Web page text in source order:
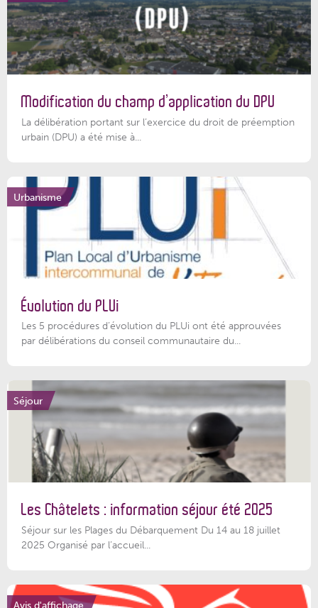
Modification du champ d’application du DPU
La délibération portant sur l’exercice du droit de préemption
urbain (DPU) a été mise à...
Urbanisme
Évolution du PLUi
Les 5 procédures d’évolution du PLUi ont été approuvées
par délibérations du conseil communautaire du...
Séjour
Les Châtelets : information séjour été 2025
Séjour sur les Plages du Débarquement Du 14 au 18 juillet
2025 Organisé par l’accueil...
Avis d'affichage